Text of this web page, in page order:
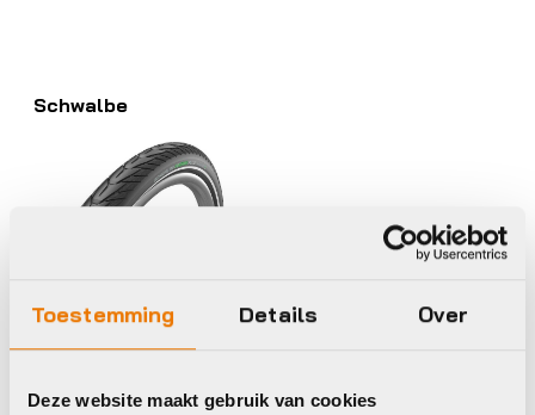
Toestemming Details Over
Deze website maakt gebruik van cookies
Schwalbe
ENERGIZER PLUS